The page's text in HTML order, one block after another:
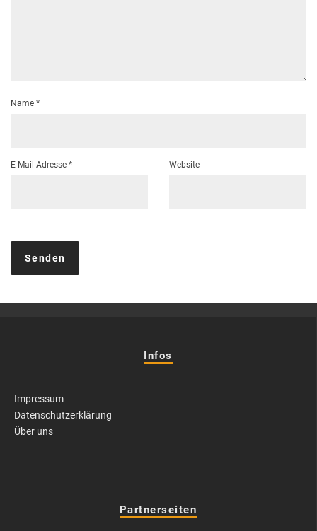
Name *
E-Mail-Adresse * Website
Infos
Impressum
Datenschutzerklärung
Über uns
Partnerseiten